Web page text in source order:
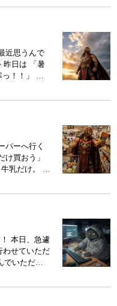
ます🔥
笑) 本日
なんですよ
頑張ります
わせていただ
する考え方
で面接を